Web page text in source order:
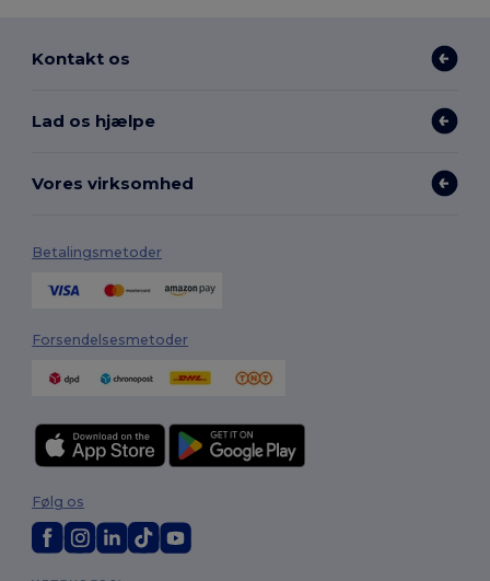
Kontakt os
Lad os hjælpe
Vores virksomhed
Betalingsmetoder
Forsendelsesmetoder
Følg os